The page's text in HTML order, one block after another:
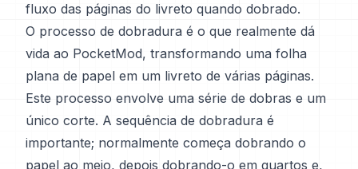
fluxo das páginas do livreto quando dobrado.
O processo de dobradura é o que realmente dá
vida ao PocketMod, transformando uma folha
plana de papel em um livreto de várias páginas.
Este processo envolve uma série de dobras e um
único corte. A sequência de dobradura é
importante; normalmente começa dobrando o
papel ao meio, depois dobrando-o em quartos e,